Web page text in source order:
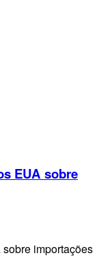
EUA sobre
importações